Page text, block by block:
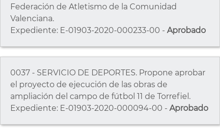
Federación de Atletismo de la Comunidad
Valenciana.
Expediente: E-01903-2020-000233-00 - Aprobado
0037 - SERVICIO DE DEPORTES. Propone aprobar
el proyecto de ejecución de las obras de
ampliación del campo de fútbol 11 de Torrefiel.
Expediente: E-01903-2020-000094-00 - Aprobado